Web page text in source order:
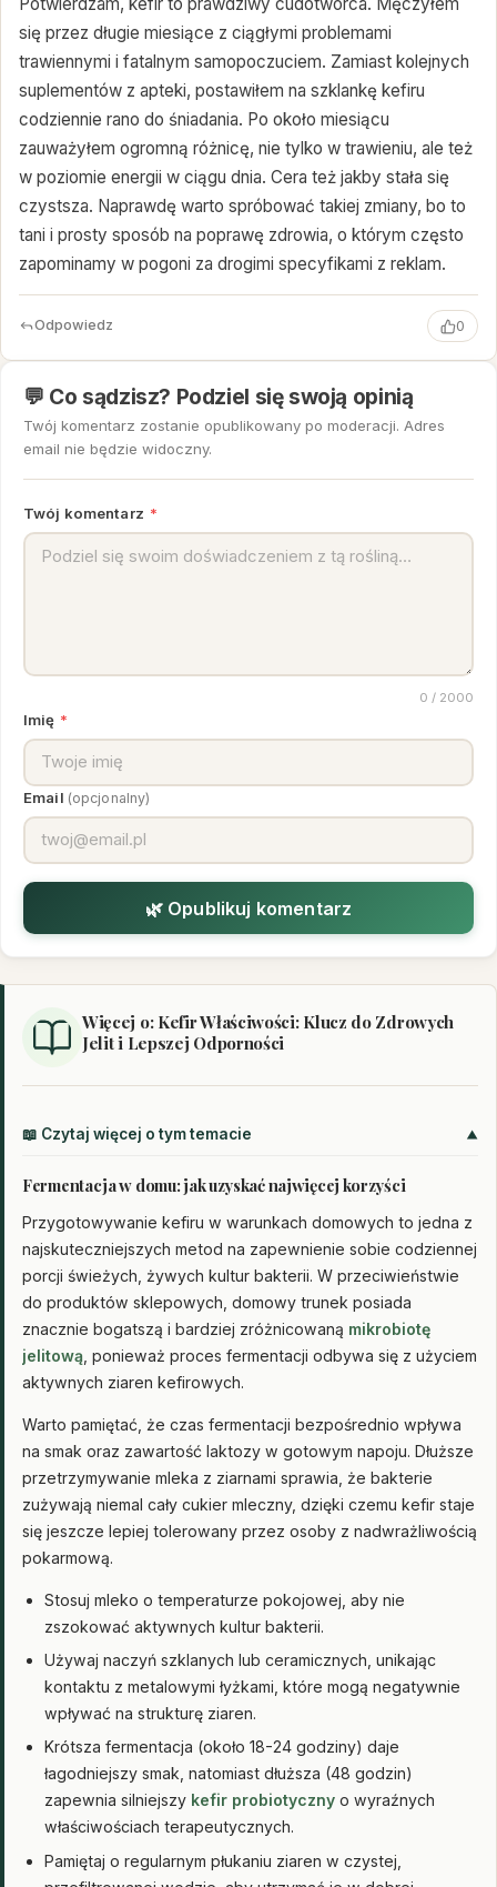
się przez długie miesiące z ciągłymi problemami
trawiennymi i fatalnym samopoczuciem. Zamiast kolejnych
suplementów z apteki, postawiłem na szklankę kefiru
codziennie rano do śniadania. Po około miesiącu
zauważyłem ogromną różnicę, nie tylko w trawieniu, ale też
w poziomie energii w ciągu dnia. Cera też jakby stała się
czystsza. Naprawdę warto spróbować takiej zmiany, bo to
tani i prosty sposób na poprawę zdrowia, o którym często
zapominamy w pogoni za drogimi specyfikami z reklam.
Odpowiedz 0
💬 Co sądzisz? Podziel się swoją opinią
Twój komentarz zostanie opublikowany po moderacji. Adres
email nie będzie widoczny.
Twój komentarz *
0 / 2000
Imię *
Email (opcjonalny)
🌿 Opublikuj komentarz
Więcej o: Kefir Właściwości: Klucz do Zdrowych
Jelit i Lepszej Odporności
📖 Czytaj więcej o tym temacie
Fermentacja w domu: jak uzyskać najwięcej korzyści
Przygotowywanie kefiru w warunkach domowych to jedna z
najskuteczniejszych metod na zapewnienie sobie codziennej
porcji świeżych, żywych kultur bakterii. W przeciwieństwie
do produktów sklepowych, domowy trunek posiada
znacznie bogatszą i bardziej zróżnicowaną mikrobiotę
jelitową , ponieważ proces fermentacji odbywa się z użyciem
aktywnych ziaren kefirowych.
Warto pamiętać, że czas fermentacji bezpośrednio wpływa
na smak oraz zawartość laktozy w gotowym napoju. Dłuższe
przetrzymywanie mleka z ziarnami sprawia, że bakterie
zużywają niemal cały cukier mleczny, dzięki czemu kefir staje
się jeszcze lepiej tolerowany przez osoby z nadwrażliwością
pokarmową.
Stosuj mleko o temperaturze pokojowej, aby nie
zszokować aktywnych kultur bakterii.
Używaj naczyń szklanych lub ceramicznych, unikając
kontaktu z metalowymi łyżkami, które mogą negatywnie
wpływać na strukturę ziaren.
Krótsza fermentacja (około 18-24 godziny) daje
łagodniejszy smak, natomiast dłuższa (48 godzin)
zapewnia silniejszy kefir probiotyczny o wyraźnych
właściwościach terapeutycznych.
Pamiętaj o regularnym płukaniu ziaren w czystej,